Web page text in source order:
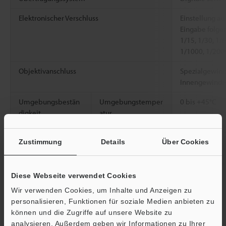
Zustimmung Details Über Cookies
Diese Webseite verwendet Cookies
Wir verwenden Cookies, um Inhalte und Anzeigen zu
personalisieren, Funktionen für soziale Medien anbieten zu
können und die Zugriffe auf unsere Website zu
analysieren. Außerdem geben wir Informationen zu Ihrer
Elektronischer Verschluss
Einstellung
Eingabe
Objektivanschluss
Umgebungsbestän
digkeit
Umgebungstemper
atur
0 bis +45°C
Luftfeuchtigkeit
*1Einstellung Übertragungsgeschwindigkeit: Standard (7×)
*2Einstellung Übertragungsgeschwindigkeit: Schnell (16×)